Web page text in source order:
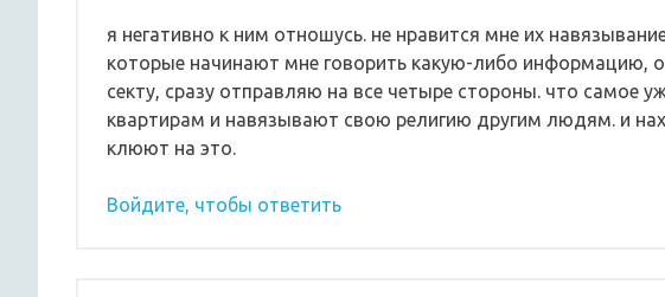
я негативно к ним отношусь. не нравится мне их
которые начинают мне говорить какую-либо информацию,
секту, сразу отправляю на все четыре стороны. что самое
квартирам и навязывают свою религию другим людям. и
клюют на это.
Войдите, чтобы ответить